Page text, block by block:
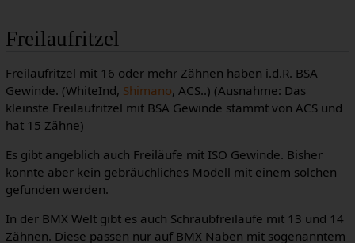
Freilaufritzel
Freilaufritzel mit 16 oder mehr Zähnen haben i.d.R. BSA
Gewinde. (WhiteInd, Shimano, ACS..) (Ausnahme: Das
kleinste Freilaufritzel mit BSA Gewinde stammt von ACS und
hat 15 Zähne)
Es gibt angeblich auch Freiläufe mit ISO Gewinde. Bisher
konnte aber kein gebräuchliches Modell mit einem solchen
gefunden werden.
In der BMX Welt gibt es auch Schraubfreiläufe mit 13 und 14
Zähnen. Diese passen nur auf BMX Naben mit sogenanntem